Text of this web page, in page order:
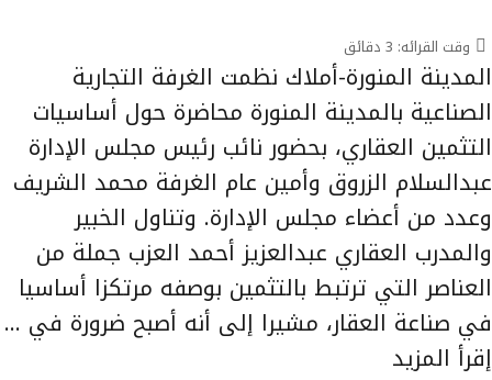
وقت القرائه: 3 دقائق
المدينة المنورة-أملاك نظمت الغرفة التجارية
الصناعية بالمدينة المنورة محاضرة حول أساسيات
التثمين العقاري، بحضور نائب رئيس مجلس الإدارة
عبدالسلام الزروق وأمين عام الغرفة محمد الشريف
وعدد من أعضاء مجلس الإدارة. وتناول الخبير
والمدرب العقاري عبدالعزيز أحمد العزب جملة من
العناصر التي ترتبط بالتثمين بوصفه مرتكزا أساسيا
في صناعة العقار، مشيرا إلى أنه أصبح ضرورة في …
إقرأ المزيد